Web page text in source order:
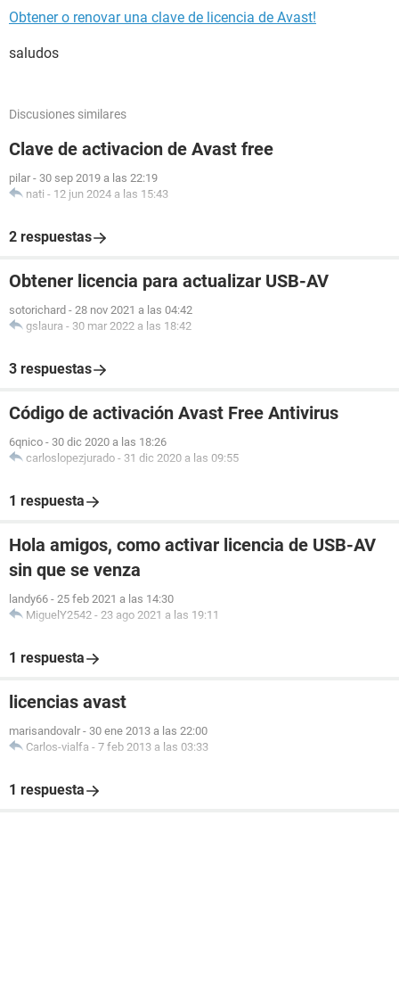
Obtener o renovar una clave de licencia de Avast!
saludos
Discusiones similares
Clave de activacion de Avast free
pilar - 30 sep 2019 a las 22:19
nati - 12 jun 2024 a las 15:43
2 respuestas
Obtener licencia para actualizar USB-AV
sotorichard - 28 nov 2021 a las 04:42
gslaura - 30 mar 2022 a las 18:42
3 respuestas
Código de activación Avast Free Antivirus
6qnico - 30 dic 2020 a las 18:26
carloslopezjurado - 31 dic 2020 a las 09:55
1 respuesta
Hola amigos, como activar licencia de USB-AV
sin que se venza
landy66 - 25 feb 2021 a las 14:30
MiguelY2542 - 23 ago 2021 a las 19:11
1 respuesta
licencias avast
marisandovalr - 30 ene 2013 a las 22:00
Carlos-vialfa - 7 feb 2013 a las 03:33
1 respuesta